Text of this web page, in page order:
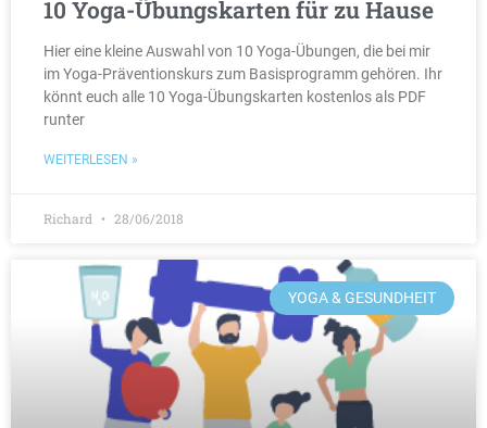
10 Yoga-Übungskarten für zu Hause
Hier eine kleine Auswahl von 10 Yoga-Übungen, die bei mir
im Yoga-Präventionskurs zum Basisprogramm gehören. Ihr
könnt euch alle 10 Yoga-Übungskarten kostenlos als PDF
runter
WEITERLESEN »
Richard 28/06/2018
YOGA & GESUNDHEIT